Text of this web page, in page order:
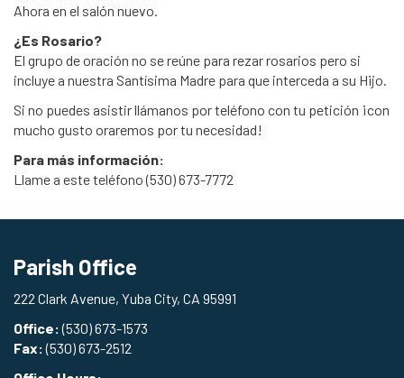
Ahora en el salón nuevo.
¿Es Rosario?
El grupo de oración no se reúne para rezar rosarios pero si
incluye a nuestra Santísima Madre para que interceda a su Hijo.
Si no puedes asistir llámanos por teléfono con tu petición ¡con
mucho gusto oraremos por tu necesidad!
Para más información:
Llame a este teléfono (530) 673-7772
Parish Office
222 Clark Avenue, Yuba City, CA 95991
Office:(530) 673-1573
Fax:(530) 673-2512